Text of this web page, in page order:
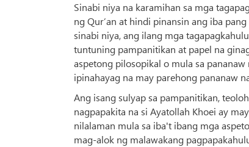
Sinabi niya na karamihan sa mga
ng Qur’an at hindi pinansin ang iba
sinabi niya, ang ilang mga
tuntuning pampanitikan at papel na
aspetong pilosopikal o mula sa
ipinahayag na may parehong pananaw
Ang isang sulyap sa pampanitikan,
nagpapakita na si Ayatollah Khoei ay
nilalaman mula sa iba't ibang mga
mag-alok ng malawakang